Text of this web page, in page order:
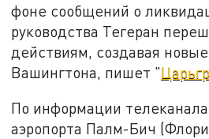
фоне сообщений о
руководства Тегеран
действиям, создавая
Вашингтона, пишет "
По информации телеканала
аэропорта Палм-Бич